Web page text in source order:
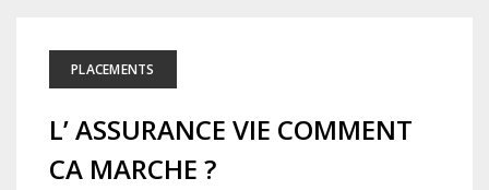
PLACEMENTS
L’ ASSURANCE VIE COMMENT
CA MARCHE ?